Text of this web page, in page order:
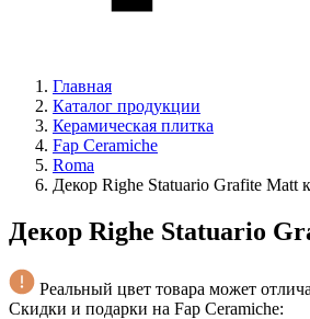
Главная
Каталог продукции
Керамическая плитка
Fap Ceramiche
Roma
Декор Righe Statuario Grafite Matt
Декор Righe Statuario
Реальный цвет товара может
Скидки и подарки на Fap Ceramiche: